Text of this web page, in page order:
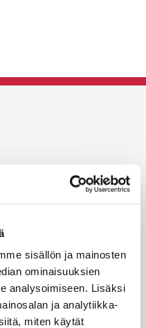
sisällön ja mainosten
ominaisuuksien
analysoimiseen. Lisäksi
ja analytiikka-
miten käytät